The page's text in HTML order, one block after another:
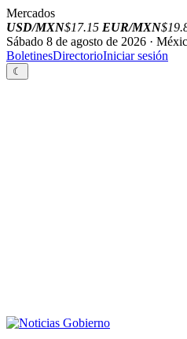
Mercados
USD/MXN$17.15 EUR/MXN
Sábado 8 de agosto de 2026 ·
BoletinesDirectorioIniciar sesión
☾